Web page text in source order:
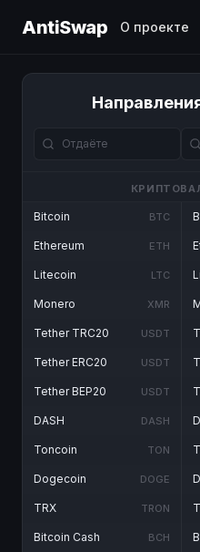
AntiSwap О проекте
Bitcoin BTC
Ethereum ETH
Litecoin LTC
Monero XMR
Tether TRC20 USDT
Tether ERC20 USDT
Tether BEP20 USDT
DASH DASH
Toncoin TON
Dogecoin DOGE
TRX TRON
Bitcoin Cash BCH